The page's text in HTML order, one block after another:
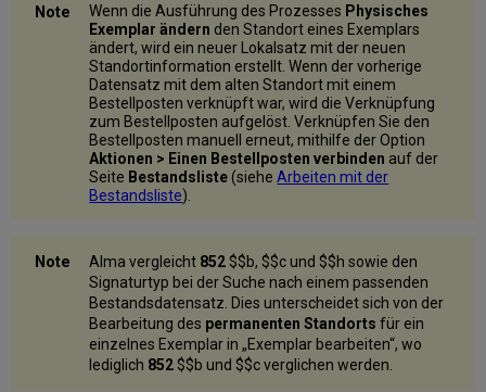
Wenn die Ausführung des Prozesses Physisches
Exemplar ändern den Standort eines Exemplars
ändert, wird ein neuer Lokalsatz mit der neuen
Standortinformation erstellt. Wenn der vorherige
Datensatz mit dem alten Standort mit einem
Bestellposten verknüpft war, wird die Verknüpfung
zum Bestellposten aufgelöst. Verknüpfen Sie den
Bestellposten manuell erneut, mithilfe der Option
Aktionen > Einen Bestellposten verbinden auf der
Seite Bestandsliste(sieheArbeiten mit der
Bestandsliste).
Alma vergleicht 852 $$b, $$c und $$h sowie den
Signaturtyp bei der Suche nach einem passenden
Bestandsdatensatz. Dies unterscheidet sich von der
Bearbeitung des permanenten Standorts für ein
einzelnes Exemplar in „Exemplar bearbeiten“, wo
lediglich 852 $$b und $$c verglichen werden.